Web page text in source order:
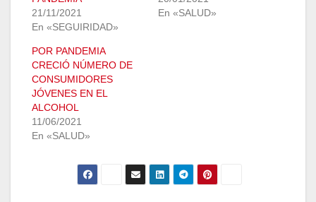
21/11/2021
En «SEGUIRIDAD»
En «SALUD»
POR PANDEMIA
CRECIÓ NÚMERO DE
CONSUMIDORES
JÓVENES EN EL
ALCOHOL
11/06/2021
En «SALUD»